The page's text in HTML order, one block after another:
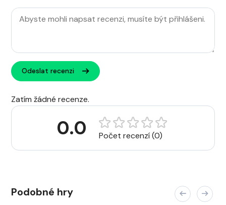
Odeslat recenzi
Zatím žádné recenze.
0.0 Počet recenzí (0)
Podobné hry